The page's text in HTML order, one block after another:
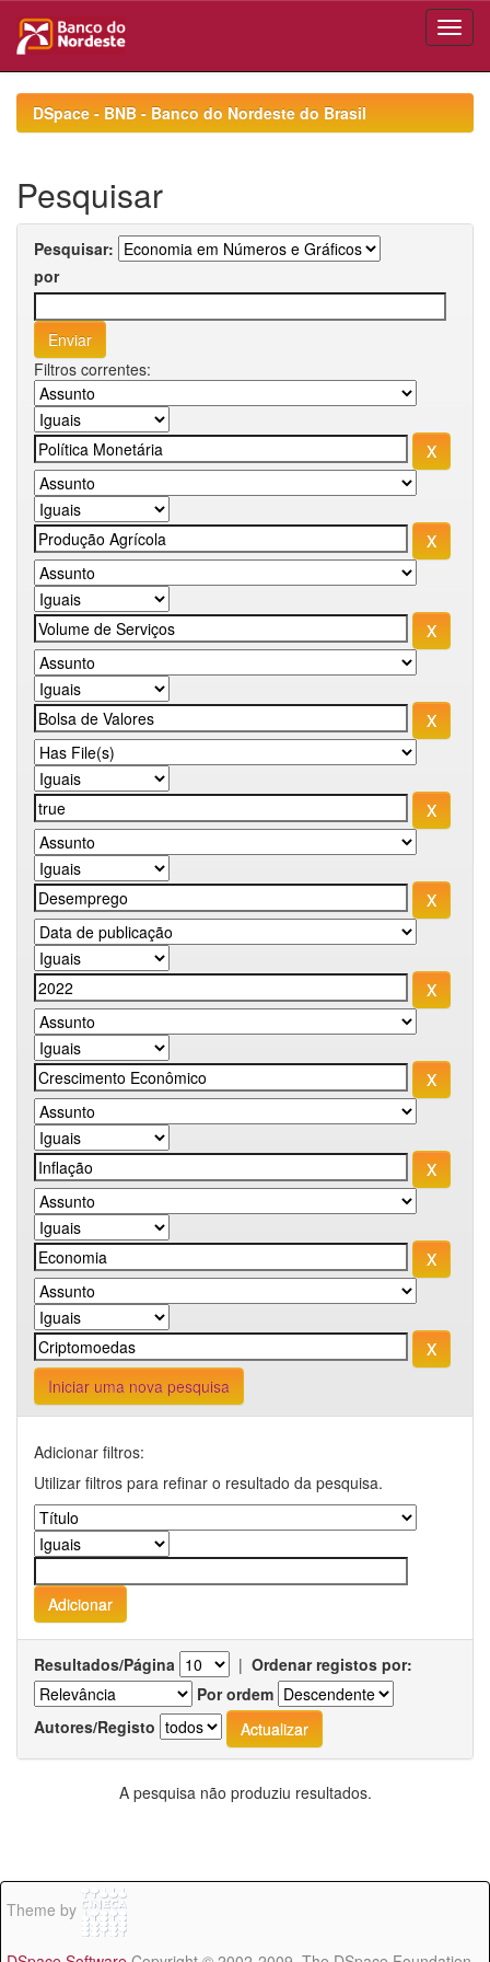
navigationDSpace - BNB - Banco do Nordeste do Brasil
Pesquisar
Pesquisar:
por
Filtros correntes:
Iniciar uma nova pesquisa
Adicionar filtros:
Utilizar filtros para refinar o resultado da pesquisa.
Resultados/Página | Ordenar registos por:
Por ordem
Autores/Registo
A pesquisa não produziu resultados.
Theme by